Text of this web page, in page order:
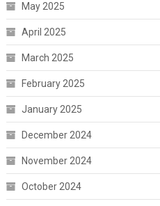
May 2025
April 2025
March 2025
February 2025
January 2025
December 2024
November 2024
October 2024